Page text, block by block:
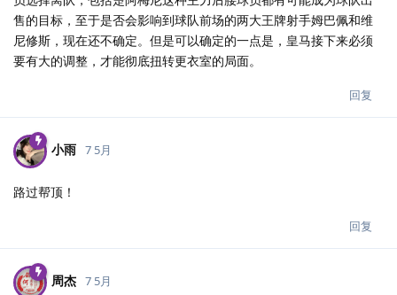
售的目标，至于是否会影响到球队前场的两大王牌射手姆巴佩和维
尼修斯，现在还不确定。但是可以确定的一点是，皇马接下来必须
要有大的调整，才能彻底扭转更衣室的局面。
回复
小雨 7 5月
路过帮顶！
回复
周杰 7 5月